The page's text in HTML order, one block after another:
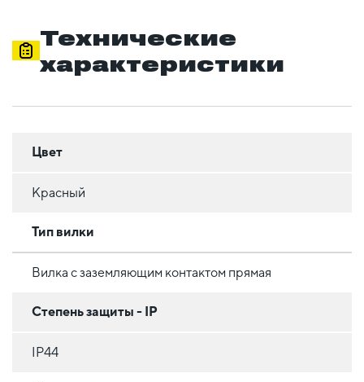
Технические
характеристики
Цвет
Красный
Тип вилки
Вилка с заземляющим контактом прямая
Степень защиты - IP
IP44